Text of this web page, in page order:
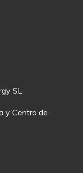
SL
y Centro de